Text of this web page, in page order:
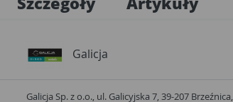
Galicja
Galicja Sp. z o.o., ul. Galicyjska 7, 39-207 Brzeźnica,